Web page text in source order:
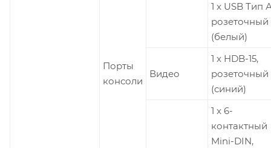
Порты
консоли
1 x USB Тип
розеточный
(белый)
Видео
1 x HDB-15,
розеточный
(синий)
1 x 6-
контактный
Mini-DIN,